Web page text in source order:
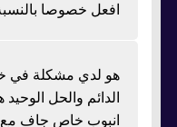
افعل خصوصا
هو لدي مشكلة في
الدائم والحل
انبوب خاص جاف